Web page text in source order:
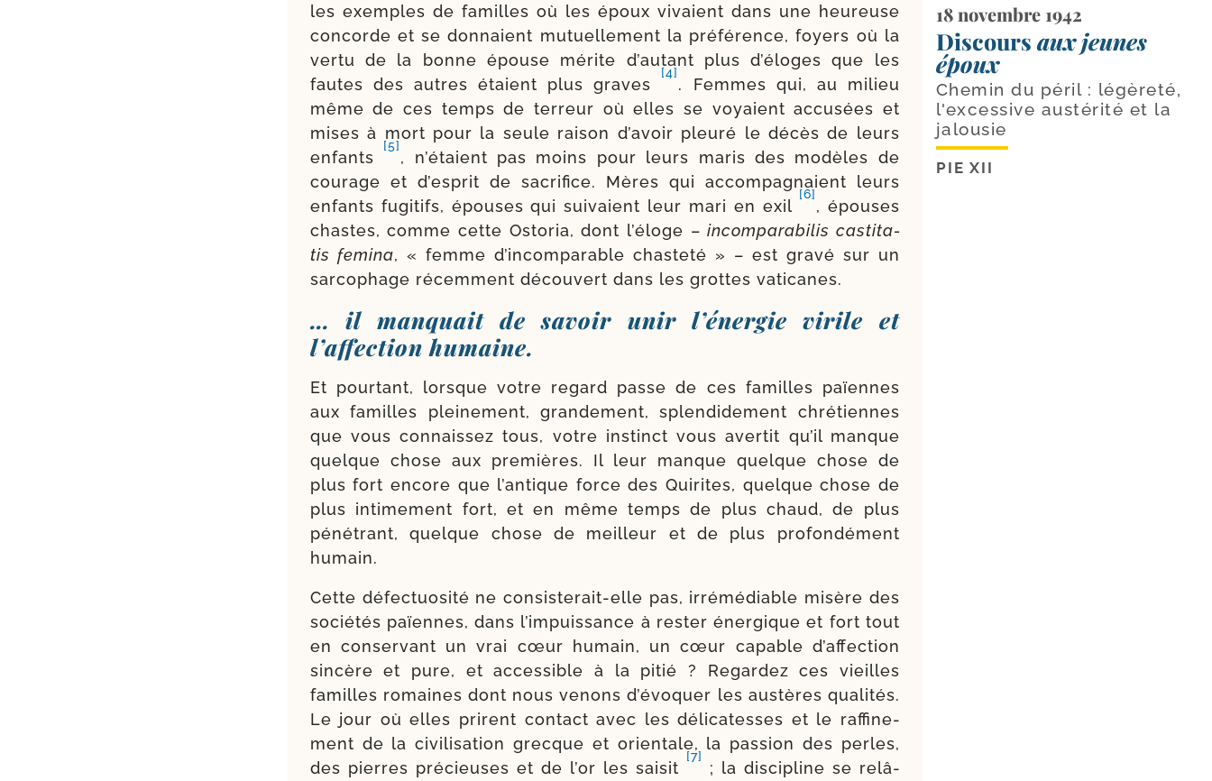
les exemples de familles où les époux vivaient dans une heu­reuse
concorde et se don­naient mutuel­le­ment la pré­fé­rence, foyers où la
ver­tu de la bonne épouse mérite d’au­tant plus d’é­loges que les
fautes des autres étaient plus graves
[4]
. Femmes qui, au milieu
même de ces temps de ter­reur où elles se voyaient accu­sées et
mises à mort pour la seule rai­son d’a­voir pleu­ré le décès de leurs
enfants
[5]
, n’é­taient pas moins pour leurs maris des modèles de
cou­rage et d’es­prit de sacri­fice. Mères qui accom­pa­gnaient leurs
enfants fugi­tifs, épouses qui sui­vaient leur mari en exil
[6]
, épouses
chastes, comme cette Ostoria, dont l’é­loge –incom­pa­ra­bi­lis cas­ti­ta­
tis femi­na, « femme d’in­com­pa­rable chas­te­té » – est gra­vé sur un
sar­co­phage récem­ment décou­vert dans les grottes vaticanes.
… il manquait de savoir unir l’énergie virile et
l’affection humaine.
Et pour­tant, lorsque votre regard passe de ces familles païennes
aux familles plei­ne­ment, gran­de­ment, splen­di­de­ment chré­tiennes
que vous connais­sez tous, votre ins­tinct vous aver­tit qu’il manque
quelque chose aux pre­mières. Il leur manque quelque chose de
plus fort encore que l’an­tique force des Quirites, quelque chose de
plus inti­me­ment fort, et en même temps de plus chaud, de plus
péné­trant, quelque chose de meilleur et de plus pro­fon­dé­ment
humain.
Cette défec­tuo­si­té ne consisterait-​elle pas, irré­mé­diable misère des
socié­tés païennes, dans l’im­puis­sance à res­ter éner­gique et fort tout
en conser­vant un vrai cœur humain, un cœur capable d’af­fec­tion
sin­cère et pure, et acces­sible à la pitié ? Regardez ces vieilles
familles romaines dont nous venons d’é­vo­quer les aus­tères qua­li­tés.
Le jour où elles prirent contact avec les déli­ca­tesses et le raf­fi­ne­
ment de la civi­li­sa­tion grecque et orien­tale, la pas­sion des perles,
des pierres pré­cieuses et de l’or les sai­sit
[7]
; la dis­ci­pline se relâ­
18 novembre 1942
Discours aux jeunes
époux
Chemin du péril : légèreté,
l'excessive austérité et la
jalousie
PIE XII